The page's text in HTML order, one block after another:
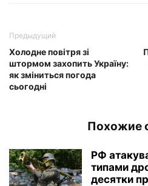
Предыдущий
Холодне повітря зі
штормом захопить Україну:
як зміниться погода
сьогодні
Похожие
РФ
типами
десятки